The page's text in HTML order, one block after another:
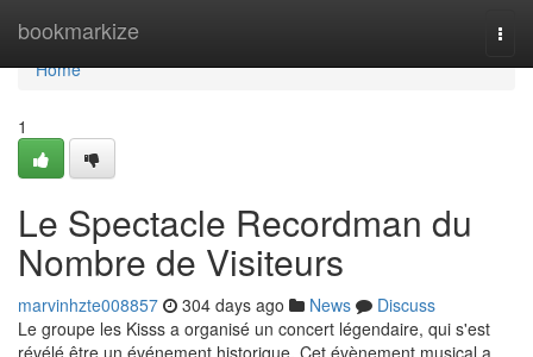
bookmarkize
Home
Home
1
Le Spectacle Recordman du
Nombre de Visiteurs
marvinhzte008857 304 days ago News
Discuss
Le groupe les Kisss a organisé un concert légendaire, qui s'est
révélé être un événement historique. Cet évènement musical a